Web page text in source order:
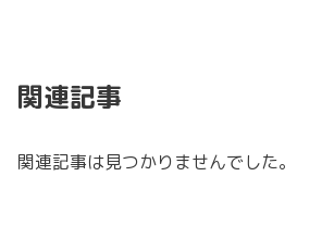
関連記事
関連記事は見つかりませんでした。